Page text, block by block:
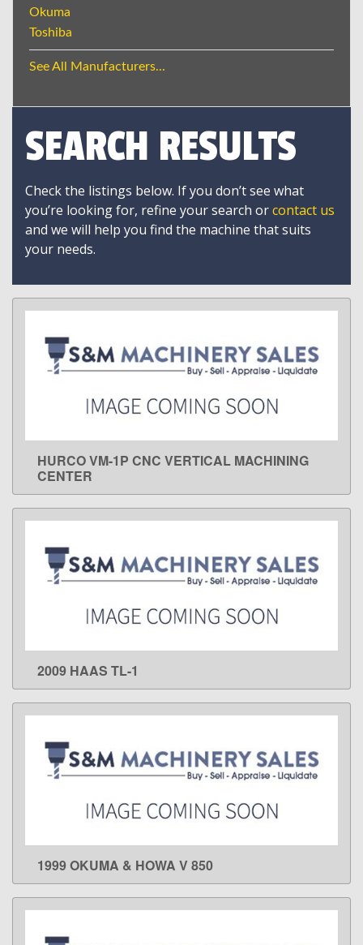
Okuma
Toshiba
See All Manufacturers...
SEARCH RESULTS
Check the listings below. If you don’t see what
you’re looking for, refine your search orcontact us
and we will help you find the machine that suits
your needs.
LEARN MORE
HURCO VM-1P CNC VERTICAL MACHINING
CENTER
2009 HAAS TL-1
LEARN MORE
1999 OKUMA & HOWA V 850